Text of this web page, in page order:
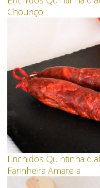
Chouriço
Enchidos Quintinha
Farinheira Amarela